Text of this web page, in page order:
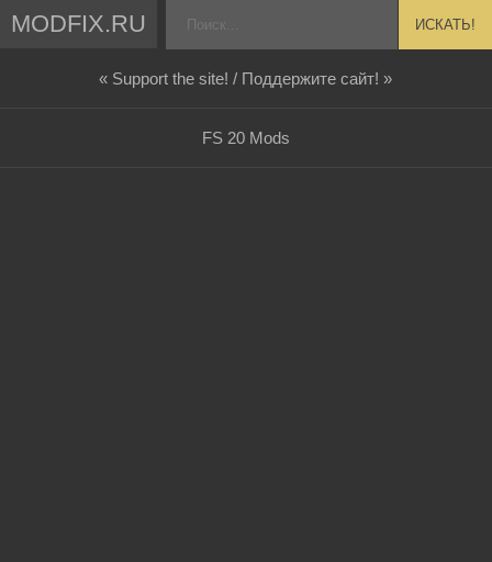
MODFIX.RU ИСКАТЬ!
« Support the site! / Поддержите сайт! »
FS 20 Mods